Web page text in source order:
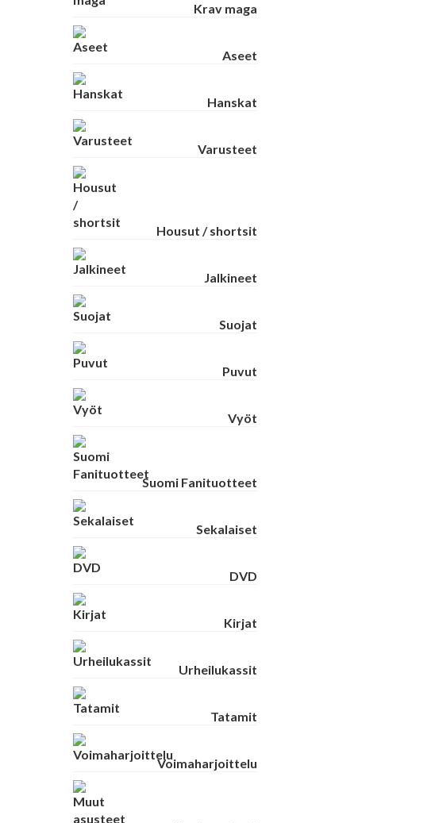
Krav maga
Aseet
Hanskat
Varusteet
Housut / shortsit
Jalkineet
Suojat
Puvut
Vyöt
Suomi Fanituotteet
Sekalaiset
DVD
Kirjat
Urheilukassit
Tatamit
Voimaharjoittelu